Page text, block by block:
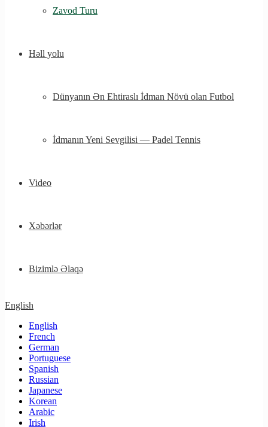
Zavod Turu
Həll yolu
Dünyanın Ən Ehtiraslı İdman Növü olan Futbol
İdmanın Yeni Sevgilisi — Padel Tennis
Video
Xəbərlər
Bizimlə Əlaqə
English
English
French
German
Portuguese
Spanish
Russian
Japanese
Korean
Arabic
Irish